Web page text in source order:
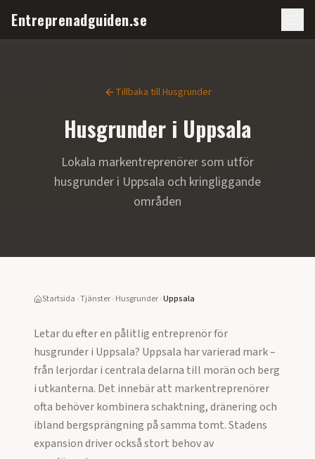
Entreprenadguiden.se
Tillbaka tillHusgrunder
Husgrunder i Uppsala
Lokala markentreprenörer som utför
husgrunder i Uppsala och kringliggande
områden
Startsida ›Tjänster›Husgrunder›Uppsala
Letar du efter en pålitlig entreprenör för
husgrunderi Uppsala? Uppsala har varierad mark –
från lerjordar i centrala delarna till morän och berg
i utkanterna. Det innebär att markentreprenörer
ofta behöver kombinera schaktning, dränering och
ibland bergsprängning på samma tomt. Stadens
expansion driver också stort behov av